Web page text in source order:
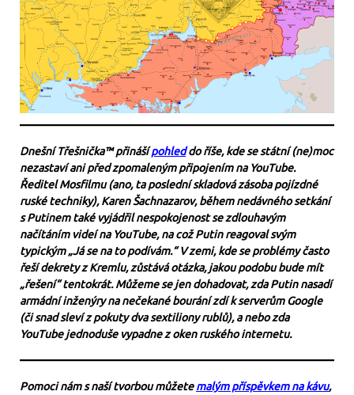
Dnešní Třešnička™ přinášípohleddo říše, kde se státní (ne)moc
nezastaví ani před zpomaleným připojením na YouTube.
Ředitel Mosfilmu (ano, ta poslední skladová zásoba pojízdné
ruské techniky), Karen Šachnazarov, během nedávného setkání
s Putinem také vyjádřil nespokojenost se zdlouhavým
načítáním videí na YouTube, na což Putin reagoval svým
typickým „Já se na to podívám.“ V zemi, kde se problémy často
řeší dekrety z Kremlu, zůstává otázka, jakou podobu bude mít
„řešení“ tentokrát. Můžeme se jen dohadovat, zda Putin nasadí
armádní inženýry na nečekané bourání zdí k serverům Google
(či snad sleví z pokuty dva sextiliony rublů), a nebo zda
YouTube jednoduše vypadne z oken ruského internetu.
Pomoci nám s naší tvorbou můžetemalým příspěvkem na kávu,